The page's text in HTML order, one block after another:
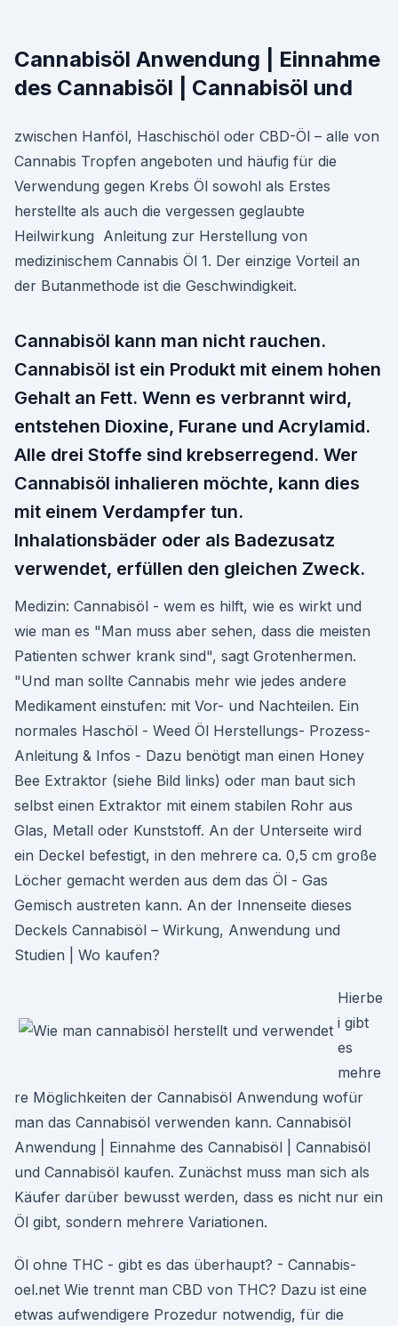
Cannabisöl Anwendung | Einnahme
des Cannabisöl | Cannabisöl und
zwischen Hanföl, Haschischöl oder CBD-Öl – alle von
Cannabis Tropfen angeboten und häufig für die
Verwendung gegen Krebs Öl sowohl als Erstes
herstellte als auch die vergessen geglaubte
Heilwirkung Anleitung zur Herstellung von
medizinischem Cannabis Öl 1. Der einzige Vorteil an
der Butanmethode ist die Geschwindigkeit.
Cannabisöl kann man nicht rauchen.
Cannabisöl ist ein Produkt mit einem hohen
Gehalt an Fett. Wenn es verbrannt wird,
entstehen Dioxine, Furane und Acrylamid.
Alle drei Stoffe sind krebserregend. Wer
Cannabisöl inhalieren möchte, kann dies
mit einem Verdampfer tun.
Inhalationsbäder oder als Badezusatz
verwendet, erfüllen den gleichen Zweck.
Medizin: Cannabisöl - wem es hilft, wie es wirkt und
wie man es "Man muss aber sehen, dass die meisten
Patienten schwer krank sind", sagt Grotenhermen.
"Und man sollte Cannabis mehr wie jedes andere
Medikament einstufen: mit Vor- und Nachteilen. Ein
normales Haschöl - Weed Öl Herstellungs- Prozess-
Anleitung & Infos - Dazu benötigt man einen Honey
Bee Extraktor (siehe Bild links) oder man baut sich
selbst einen Extraktor mit einem stabilen Rohr aus
Glas, Metall oder Kunststoff. An der Unterseite wird
ein Deckel befestigt, in den mehrere ca. 0,5 cm große
Löcher gemacht werden aus dem das Öl - Gas
Gemisch austreten kann. An der Innenseite dieses
Deckels Cannabisöl – Wirkung, Anwendung und
Studien | Wo kaufen?
Hierbe
i gibt
es
mehre
re Möglichkeiten der Cannabisöl Anwendung wofür
man das Cannabisöl verwenden kann. Cannabisöl
Anwendung | Einnahme des Cannabisöl | Cannabisöl
und Cannabisöl kaufen. Zunächst muss man sich als
Käufer darüber bewusst werden, dass es nicht nur ein
Öl gibt, sondern mehrere Variationen.
Öl ohne THC - gibt es das überhaupt? - Cannabis-
oel.net Wie trennt man CBD von THC? Dazu ist eine
etwas aufwendigere Prozedur notwendig, für die